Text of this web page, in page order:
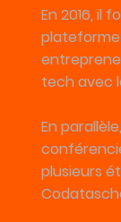
En 2016, il
tech avec
En
plusieurs